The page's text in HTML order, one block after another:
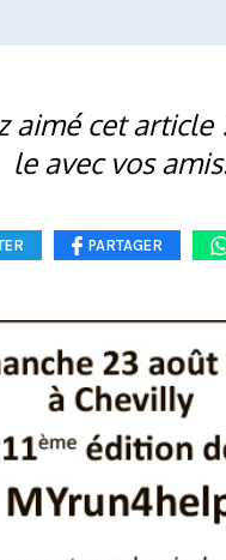
aimé cet article
le avec vos
PARTAGER